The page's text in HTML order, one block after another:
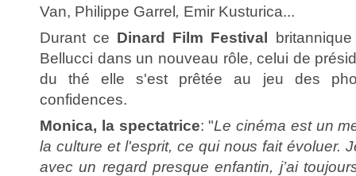
Van, Philippe Garrel, Emir Kusturica...
Durant ce Dinard Film Festival
Bellucci dans un nouveau rôle, celui de
du thé elle s'est prêtée au jeu des
confidences.
Monica, la spectatrice: "Le cinéma est un
la culture et l'esprit, ce qui nous fait évoluer.
avec un regard presque enfantin, j’ai